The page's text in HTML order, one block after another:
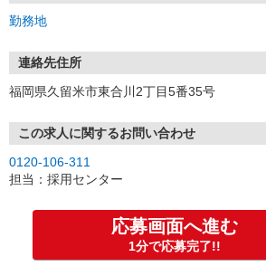
勤務地
連絡先住所
福岡県久留米市東合川2丁目5番35号
この求人に関するお問い合わせ
0120-106-311
担当：採用センター
応募画面へ進む
1分で応募完了!!